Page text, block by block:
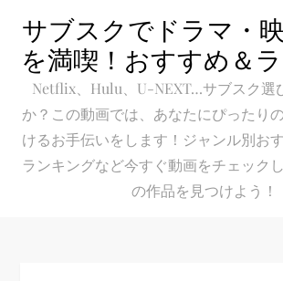
content
サブスクでドラマ・
を満喫！おすすめ＆
Netflix、Hulu、U-NEXT…サブスク選
か？この動画では、あなたにぴったり
けるお手伝いをします！ジャンル別お
ランキングなど今すぐ動画をチェック
の作品を見つけよう！